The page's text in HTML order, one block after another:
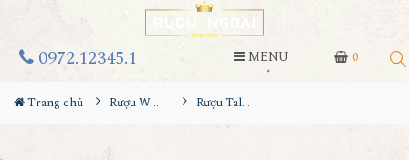
0
0972.12345.1 MENU
Trang chủ Rượu Whisky Rượu Talisker Dark Storm 1000ml